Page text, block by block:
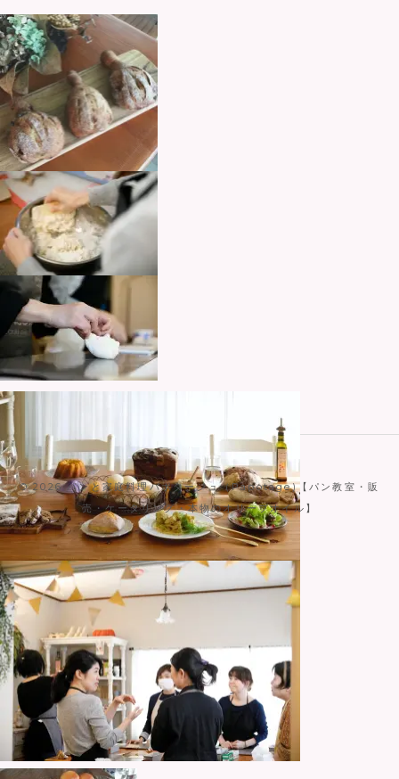
© 2026パンと家庭料理パポタージュ（Papotage)【パン教室・販
売・ケータリング・本物のオリーブオイル】